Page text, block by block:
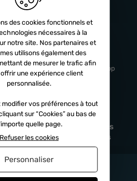
Service client
professionnel
De 8h à 17h Non-stop
Paiement en
x3 fois
Sécurisé, sans frais
des cookies fonctionnels et
nécessaires à la
notre site. Nos partenaires et
utilisons également des
de mesurer le trafic afin
une expérience client
personnalisée.
modifier vos préférences à tout
sur “Cookies” au bas de
quelle page.
Refuser les cookies
Personnaliser